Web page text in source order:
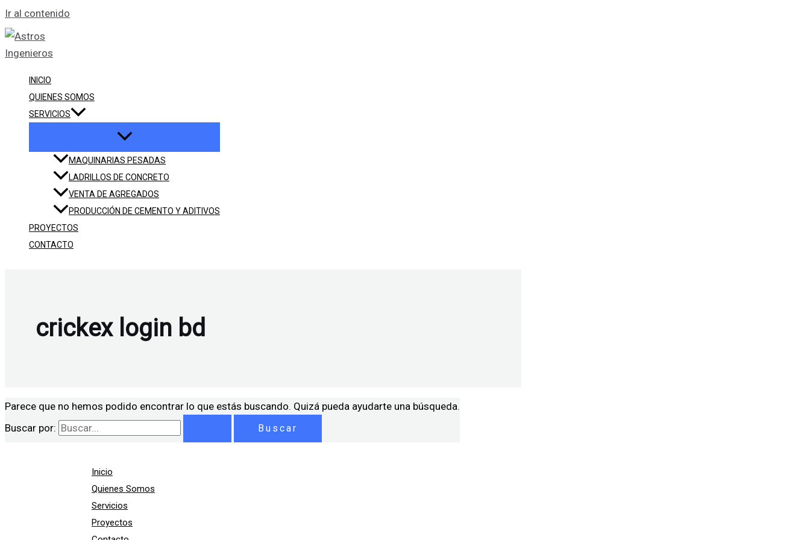
Ir al contenido
INICIO
QUIENES SOMOS
SERVICIOS
MAQUINARIAS PESADAS
LADRILLOS DE CONCRETO
VENTA DE AGREGADOS
PRODUCCIÓN DE CEMENTO Y ADITIVOS
PROYECTOS
CONTACTO
crickex login bd
Parece que no hemos podido encontrar lo que estás buscando. Quizá pueda ayudarte una búsqueda.
Buscar por:
Inicio
Quienes Somos
Servicios
Proyectos